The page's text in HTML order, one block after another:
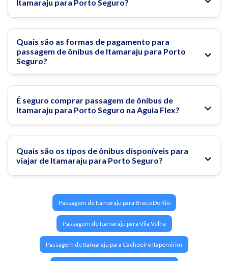
Itamaraju para Porto Seguro?
Quais são as formas de pagamento para
passagem de ônibus de Itamaraju para Porto
Seguro?
É seguro comprar passagem de ônibus de
Itamaraju para Porto Seguro na Aguia Flex?
Quais são os tipos de ônibus disponíveis para
viajar de Itamaraju para Porto Seguro?
Passagem de Itamaraju para Braco Do Rio
Passagem de Itamaraju para Vila Velha
Passagem de Itamaraju para Cachoeiro Itapemirim